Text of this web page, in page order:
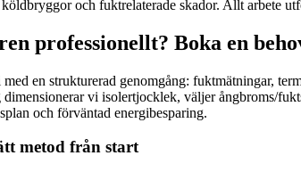
och fuktrelaterade skador. Allt arbete
professionellt? Boka en
en strukturerad genomgång: fuktmätningar,
vi isolertjocklek, väljer ångbroms/
och förväntad energibesparing.
metod från start